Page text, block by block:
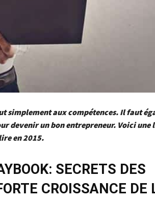
simplement aux compétences. Il faut
devenir un bon entrepreneur. Voici une
en 2015.
SECRETS DES
CROISSANCE DE